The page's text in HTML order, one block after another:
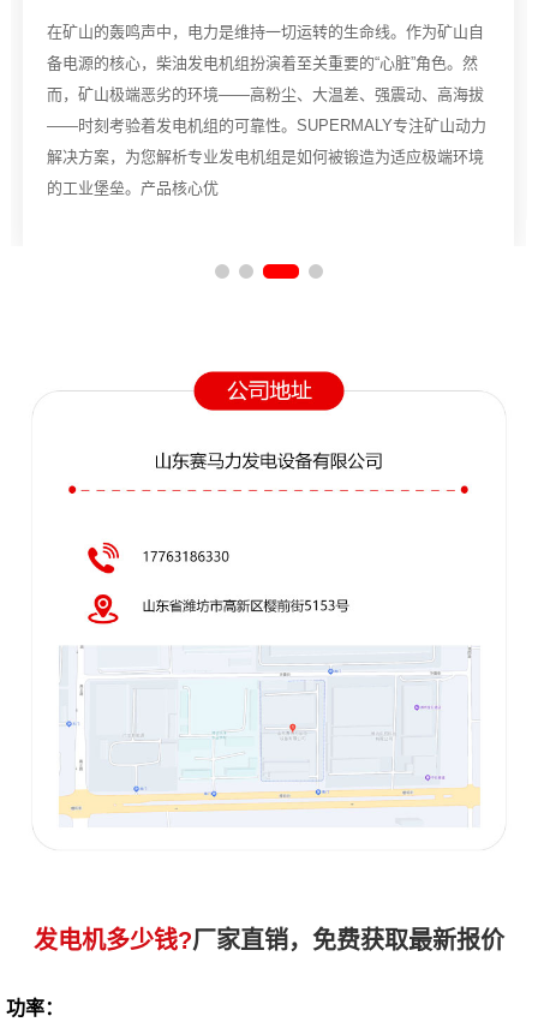
在矿山的轰鸣声中，电力是维持一切运转的生命线。作为矿山自
备电源的核心，柴油发电机组扮演着至关重要的“心脏”角色。然
而，矿山极端恶劣的环境——高粉尘、大温差、强震动、高海拔
——时刻考验着发电机组的可靠性。SUPERMALY专注矿山动力
解决方案，为您解析专业发电机组是如何被锻造为适应极端环境
的工业堡垒。产品核心优
发电机多少钱?厂家直销，免费获取最新报价
功率：